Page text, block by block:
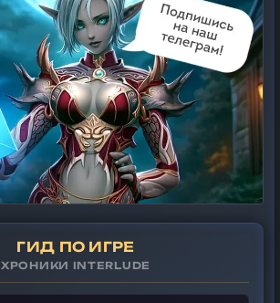
ГИД ПО ИГРЕ
ХРОНИКИ INTERLUDE